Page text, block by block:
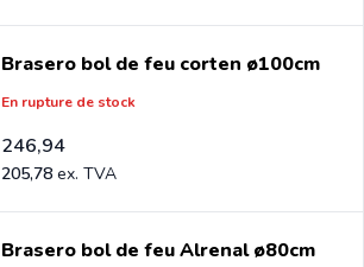
Brasero bol de feu corten ø100cm
En rupture de stock
246,94
205,78
Brasero bol de feu Alrenal ø80cm